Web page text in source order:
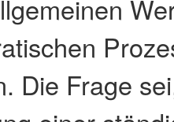
Die Frage